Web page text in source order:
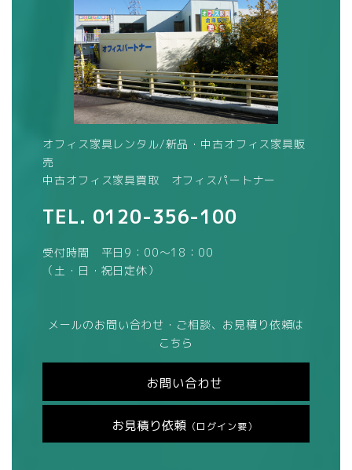
オフィス家具レンタル/新品・中古オフィス家具販
売
中古オフィス家具買取 オフィスパートナー
TEL. 0120-356-100
受付時間 平日9：00～18：00
（土・日・祝日定休）
メールのお問い合わせ・ご相談、お見積り依頼は
こちら
お問い合わせ
お見積り依頼 （ログイン要）